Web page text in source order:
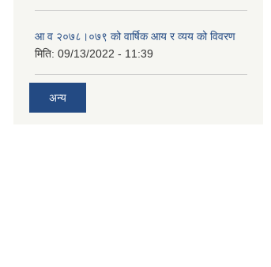
आ‍ व २०७८।०७९ को वार्षिक आय र व्यय को विवरण
मिति: 09/13/2022 - 11:39
अन्य